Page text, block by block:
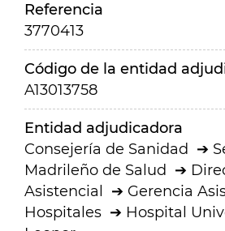
Referencia
3770413
Código de la entidad
A13013758
Entidad adjudicadora
Consejería de Sanidad
Madrileño de Salud
Asistencial
Gerencia
Hospitales
Hospital